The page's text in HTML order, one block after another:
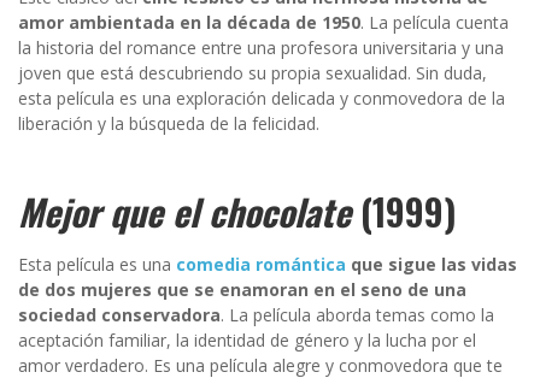
amor ambientada en la década de 1950. La película cuenta
la historia del romance entre una profesora universitaria y una
joven que está descubriendo su propia sexualidad. Sin duda,
esta película es una exploración delicada y conmovedora de la
liberación y la búsqueda de la felicidad.
Mejor que el chocolate(1999)
Esta película es una comedia romántica que sigue las vidas
de dos mujeres que se enamoran en el seno de una
sociedad conservadora. La película aborda temas como la
aceptación familiar, la identidad de género y la lucha por el
amor verdadero. Es una película alegre y conmovedora que te